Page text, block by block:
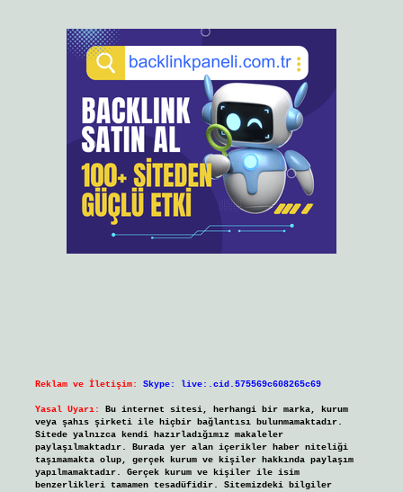
Reklam ve İletişim: Skype: live:.cid.575569c608265c69
Yasal Uyarı:
Bu internet sitesi, herhangi bir marka, kurum
veya şahıs şirketi ile hiçbir bağlantısı bulunmamaktadır.
Sitede yalnızca kendi hazırladığımız makaleler
paylaşılmaktadır. Burada yer alan içerikler haber niteliği
taşımamakta olup, gerçek kurum ve kişiler hakkında paylaşım
yapılmamaktadır. Gerçek kurum ve kişiler ile isim
benzerlikleri tamamen tesadüfidir. Sitemizdeki bilgiler